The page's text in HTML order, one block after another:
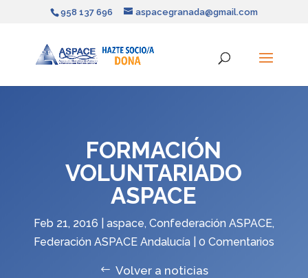
958 137 696 aspacegranada@gmail.com
FORMACIÓN
VOLUNTARIADO
ASPACE
Feb 21, 2016 aspace, Confederación ASPACE,
Federación ASPACE Andalucía| 0 Comentarios
Volver a noticias